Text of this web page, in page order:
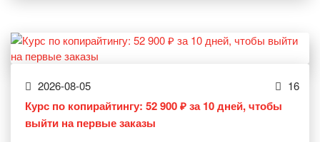
2026-08-05 16
Курс по копирайтингу: 52 900 ₽ за 10 дней, чтобы
выйти на первые заказы